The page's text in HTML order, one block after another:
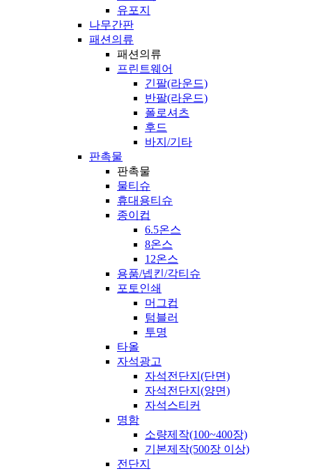
유포지
나무간판
패션의류
패션의류
프린트웨어
긴팔(라운드)
반팔(라운드)
폴로셔츠
후드
바지/기타
판촉물
판촉물
물티슈
휴대용티슈
종이컵
6.5온스
8온스
12온스
용품/넵킨/각티슈
포토인쇄
머그컵
텀블러
투명
타올
자석광고
자석전단지(단면)
자석전단지(양면)
자석스티커
명함
소량제작(100~400장)
기본제작(500장 이상)
전단지